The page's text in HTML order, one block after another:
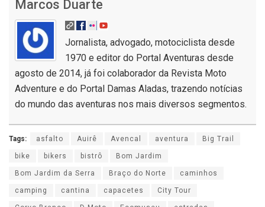
Marcos Duarte
Jornalista, advogado, motociclista desde
1970 e editor do Portal Aventuras desde
agosto de 2014, já foi colaborador da Revista Moto
Adventure e do Portal Damas Aladas, trazendo notícias
do mundo das aventuras nos mais diversos segmentos.
Tags: asfalto Auirê Avencal aventura Big Trail
bike bikers bistrô Bom Jardim
Bom Jardim da Serra Braço do Norte caminhos
camping cantina capacetes City Tour